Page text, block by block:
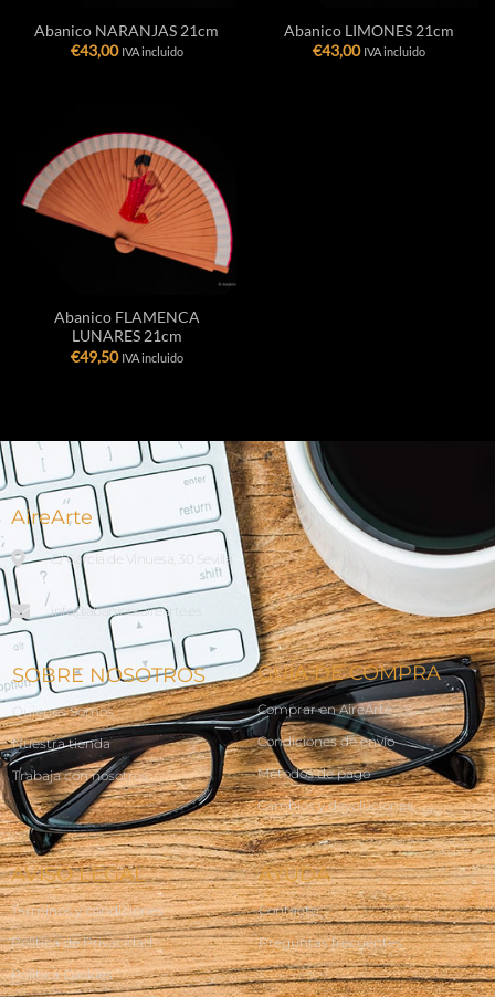
Abanico NARANJAS 21cm
€43,00 IVA incluido
Abanico LIMONES 21cm
€43,00 IVA incluido
Abanico FLAMENCA
LUNARES 21cm
€49,50 IVA incluido
AireArte
C/ García de Vinuesa, 30 Sevilla
info@abanicosairearte.es
SOBRE NOSOTROS
Quienes Somos
Nuestra tienda
Trabaja con nosotros
GUÍA DE COMPRA
Comprar en AireArte
Condiciones de envío
Métodos de pago
Cambios y devoluciones
AVISO LEGAL
Terminos y condiciones
Política de Privacidad
Política Cookies
AYUDA
Contacto
Preguntas frecuentes